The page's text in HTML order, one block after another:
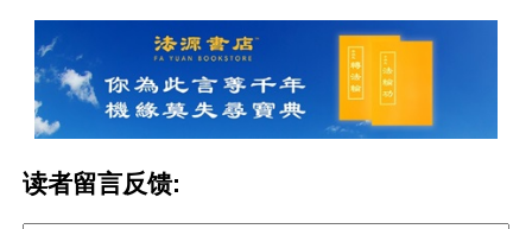
读者留言反馈: